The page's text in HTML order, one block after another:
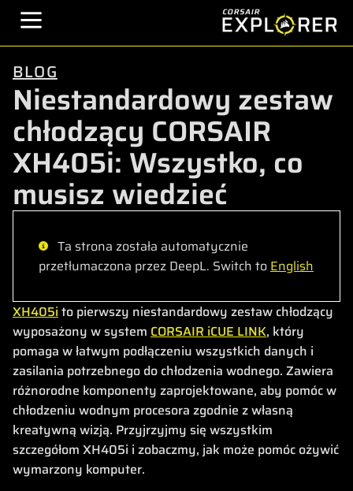
BLOG
Niestandardowy zestaw
chłodzący CORSAIR
XH405i: Wszystko, co
musisz wiedzieć
Ta strona została automatycznie
przetłumaczona przez DeepL. Switch toEnglish
XH405ito pierwszy niestandardowy zestaw chłodzący
wyposażony w system CORSAIR iCUE LINK, który
pomaga w łatwym podłączeniu wszystkich danych i
zasilania potrzebnego do chłodzenia wodnego. Zawiera
różnorodne komponenty zaprojektowane, aby pomóc w
chłodzeniu wodnym procesora zgodnie z własną
kreatywną wizją. Przyjrzyjmy się wszystkim
szczegółom XH405i i zobaczmy, jak może pomóc ożywić
wymarzony komputer.